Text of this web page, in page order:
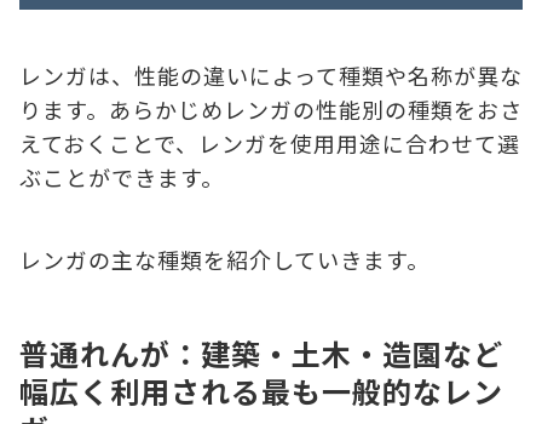
レンガは、性能の違いによって種類や名称が異な
ります。あらかじめレンガの性能別の種類をおさ
えておくことで、レンガを使用用途に合わせて選
ぶことができます。
レンガの主な種類を紹介していきます。
普通れんが：建築・土木・造園など
幅広く利用される最も一般的なレン